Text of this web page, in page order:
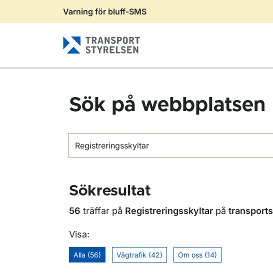
Gå till sidans innehåll
Varning för bluff-SMS
Sök på webbplatsen
Sökresultat
56 träffar på Registreringsskyltar på
Visa:
Alla (56) Vägtrafik (42) Om oss (14)